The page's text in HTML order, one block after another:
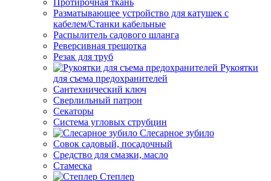
Протирочная ткань
Разматывающее устройство для катушек с
кабелем/Станки кабельные
Распылитель садового шланга
Реверсивная трещотка
Резак для труб
Рукоятки
для съема предохранителей
Сантехнический ключ
Сверлильный патрон
Секаторы
Система угловых струбцин
Слесарное зубило
Совок садовый, посадочный
Средство для смазки, масло
Стамеска
Степлер